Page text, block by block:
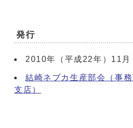
発行
2010年（平成22年）11月
結崎ネブカ生産部会（事
支店）